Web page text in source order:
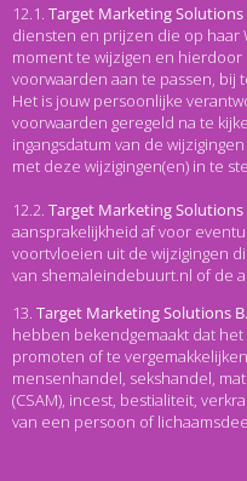
12.1.
diensten en prijzen die op
moment te wijzigen en
voorwaarden aan te passen, bij
Het is jouw persoonlijke
voorwaarden geregeld na te
ingangsdatum van de
met deze wijzigingen(en) in te
12.2.
aansprakelijkheid af voor
voortvloeien uit de wijzigingen
van shemaleindebuurt.nl of de
13.
hebben bekendgemaakt dat
promoten of te
mensenhandel, sekshandel,
(CSAM), incest, bestialiteit,
van een persoon of